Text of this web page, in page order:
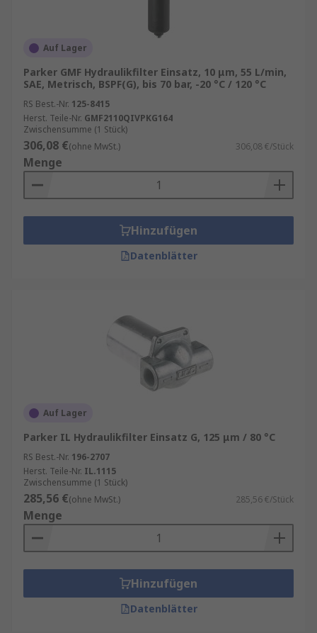
Auf Lager
Parker GMF Hydraulikfilter Einsatz, 10 μm, 55 L/min,
SAE, Metrisch, BSPF(G), bis 70 bar, -20 °C / 120 °C
RS Best.-Nr. 125-8415
Herst. Teile-Nr. GMF2110QIVPKG164
Zwischensumme (1 Stück)
306,08 €(ohne MwSt.) 306,08 €/Stück
Menge
Hinzufügen
Datenblätter
Auf Lager
Parker IL Hydraulikfilter Einsatz G, 125 μm / 80 °C
RS Best.-Nr. 196-2707
Herst. Teile-Nr. IL.1115
Zwischensumme (1 Stück)
285,56 €(ohne MwSt.) 285,56 €/Stück
Menge
Hinzufügen
Datenblätter